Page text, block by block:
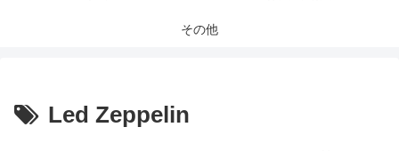
その他
Led Zeppelin